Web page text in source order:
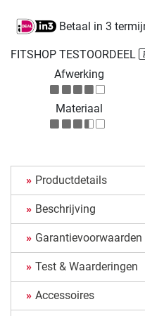
FITSHOP TESTOORDEEL
Afwerking
Materiaal
Betaal in 3
Productdetails
Beschrijving
Garantievoorwaarden
Test & Waarderingen
Accessoires